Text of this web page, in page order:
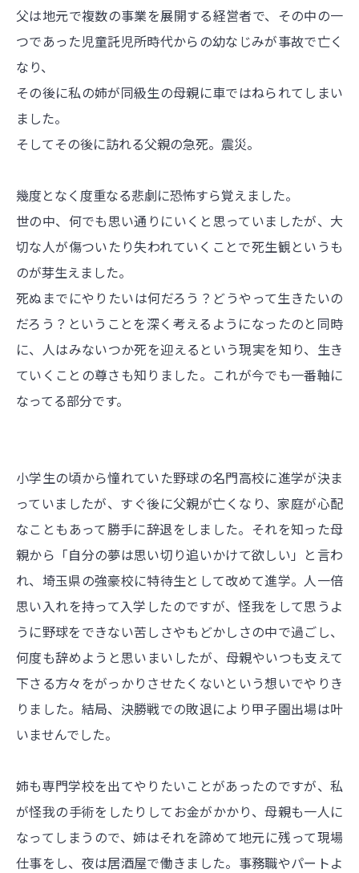
父は地元で複数の事業を展開する経営者で、その中の一
つであった児童託児所時代からの幼なじみが事故で亡く
なり、
その後に私の姉が同級生の母親に車ではねられてしまい
ました。
そしてその後に訪れる父親の急死。震災。
幾度となく度重なる悲劇に恐怖すら覚えました。
世の中、何でも思い通りにいくと思っていましたが、大
切な人が傷ついたり失われていくことで死生観というも
のが芽生えました。
死ぬまでにやりたいは何だろう？どうやって生きたいの
だろう？ということを深く考えるようになったのと同時
に、人はみないつか死を迎えるという現実を知り、生き
ていくことの尊さも知りました。 これが今でも一番軸に
なってる部分です。
小学生の頃から憧れていた野球の名門高校に進学が決ま
っていましたが、すぐ後に父親が亡くなり、家庭が心配
なこともあって勝手に辞退をしました。それを知った母
親から「自分の夢は思い切り追いかけて欲しい」と言わ
れ、埼玉県の強豪校に特待生として改めて進学。人一倍
思い入れを持って入学したのですが、怪我をして思うよ
うに野球をできない苦しさやもどかしさの中で過ごし、
何度も辞めようと思いまいしたが、母親やいつも支えて
下さる方々をがっかりさせたくないという想いでやりき
りました。結局、決勝戦での敗退により甲子園出場は叶
いませんでした。
姉も専門学校を出てやりたいことがあったのですが、私
が怪我の手術をしたりしてお金がかかり、母親も一人に
なってしまうので、姉はそれを諦めて地元に残って現場
仕事をし、夜は居酒屋で働きました。事務職やパートよ